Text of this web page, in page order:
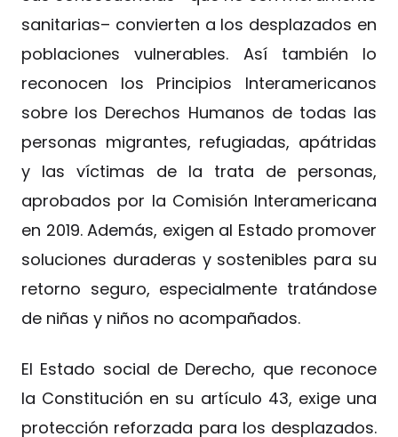
sanitarias– convierten a los desplazados en
poblaciones vulnerables. Así también lo
reconocen los Principios Interamericanos
sobre los Derechos Humanos de todas las
personas migrantes, refugiadas, apátridas
y las víctimas de la trata de personas,
aprobados por la Comisión Interamericana
en 2019. Además, exigen al Estado promover
soluciones duraderas y sostenibles para su
retorno seguro, especialmente tratándose
de niñas y niños no acompañados.
El Estado social de Derecho, que reconoce
la Constitución en su artículo 43, exige una
protección reforzada para los desplazados.